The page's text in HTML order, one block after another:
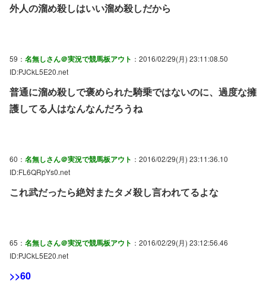
外人の溜め殺しはいい溜め殺しだから
59： 名無しさん＠実況で競馬板アウト ：2016/02/29(月) 23:11:08.50
ID:PJCkL5E20.net
普通に溜め殺しで褒められた騎乗ではないのに、過度な擁
護してる人はなんなんだろうね
60： 名無しさん＠実況で競馬板アウト ：2016/02/29(月) 23:11:36.10
ID:FL6QRpYs0.net
これ武だったら絶対またタメ殺し言われてるよな
65： 名無しさん＠実況で競馬板アウト ：2016/02/29(月) 23:12:56.46
ID:PJCkL5E20.net
>>60